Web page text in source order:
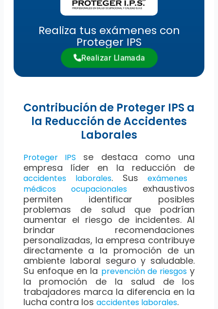
Realiza tus exámenes con
Proteger IPS
Realizar Llamada
Contribución de Proteger IPS a
la Reducción de Accidentes
Laborales
Proteger IPS se destaca como una
empresa líder en la reducción de
accidentes laborales. Susexámenes
médicos ocupacionales exhaustivos
permiten identificar posibles
problemas de salud que podrían
aumentar el riesgo de incidentes. Al
brindar recomendaciones
personalizadas, la empresa contribuye
directamente a la promoción de un
ambiente laboral seguro y saludable.
Su enfoque en la prevención de riesgos y
la promoción de la salud de los
trabajadores marca la diferencia en la
lucha contra los accidentes laborales.